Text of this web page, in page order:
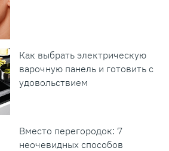
Как выбрать электрическую
варочную панель и готовить с
удовольствием
Вместо перегородок: 7
неочевидных способов